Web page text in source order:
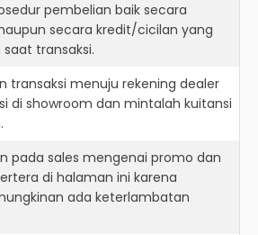
pembelian baik secara
secara kredit/cicilan yang
transaksi.
transaksi menuju rekening dealer
di showroom dan mintalah kuitansi
pada sales mengenai promo dan
di halaman ini karena
ada keterlambatan